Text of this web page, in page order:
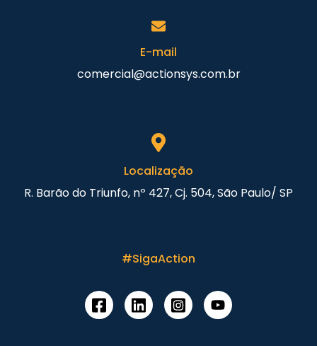
E-mail
comercial@actionsys.com.br
Localização
R. Barão do Triunfo, nº 427, Cj. 504, São Paulo/ SP
#SigaAction